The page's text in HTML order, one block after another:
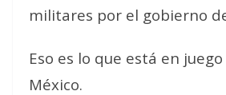
militares por el gobierno
Eso es lo que está en
México.